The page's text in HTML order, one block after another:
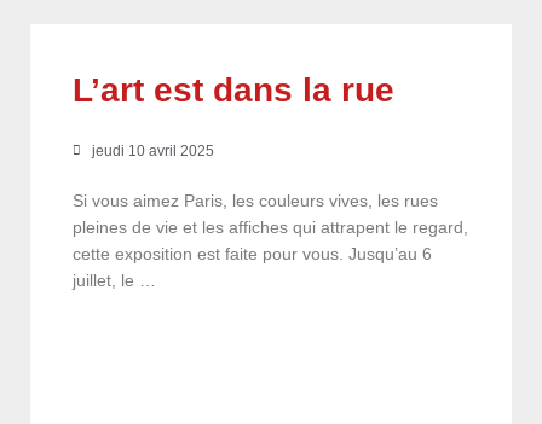
L’art est dans la rue
jeudi 10 avril 2025
Si vous aimez Paris, les couleurs vives, les rues
pleines de vie et les affiches qui attrapent le regard,
cette exposition est faite pour vous. Jusqu’au 6
juillet, le …